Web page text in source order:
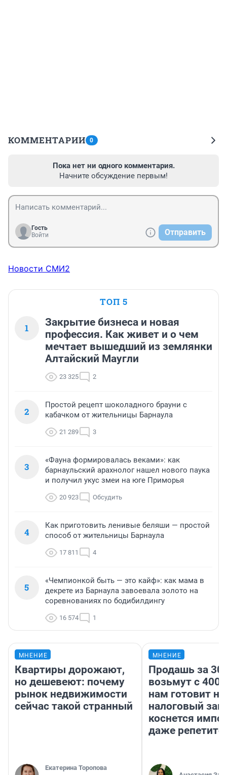
КОММЕНТАРИИ 0
Пока нет ни одного комментария.
Начните обсуждение первым!
Гость
Войти
Отправить
Новости СМИ2
ТОП 5
1
Закрытие бизнеса и новая
профессия. Как живет и о чем
мечтает вышедший из землянки
Алтайский Маугли
23 325 2
2
Простой рецепт шоколадного брауни с
кабачком от жительницы Барнаула
21 289 3
3
«Фауна формировалась веками»: как
барнаульский арахнолог нашел нового паука
и получил укус змеи на юге Приморья
20 923 Обсудить
4
Как приготовить ленивые беляши — простой
способ от жительницы Барнаула
17 811 4
5
«Чемпионкой быть — это кайф»: как мама в
декрете из Барнаула завоевала золото на
соревнованиях по бодибилдингу
16 574 1
МНЕНИЕ
Квартиры дорожают,
но дешевеют: почему
рынок недвижимости
сейчас такой странный
Екатерина Торопова
МНЕНИЕ
Продашь за
возьмут с
нам готовит
налоговый
коснется
даже